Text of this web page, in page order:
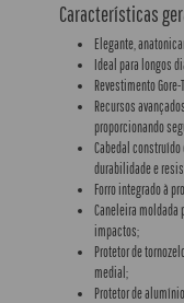
Características
Elegante,
Ideal para longos
Revestimento
Recursos
proporcionando
Cabedal
durabilidade e
Forro integrado à
Caneleira moldada
impactos;
Protetor de
medial;
Protetor de